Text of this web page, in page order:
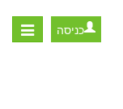
Toggle
כניסה